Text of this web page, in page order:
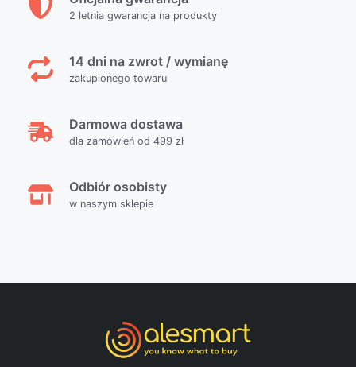
2 letnia gwarancja na produkty
14 dni na zwrot / wymianę
zakupionego towaru
Darmowa dostawa
dla zamówień od 499 zł
Odbiór osobisty
w naszym sklepie